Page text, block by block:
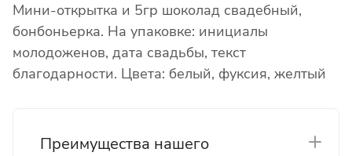
Мини-открытка и 5гр шоколад свадебный,
бонбоньерка. На упаковке: инициалы
молодоженов, дата свадьбы, текст
благодарности. Цвета: белый, фуксия, желтый
Преимущества нашего